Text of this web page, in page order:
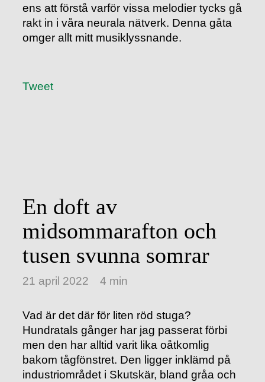
ens att förstå varför vissa melodier tycks gå
rakt in i våra neurala nätverk. Denna gåta
omger allt mitt musiklyssnande.
Tweet
En doft av
midsommarafton och
tusen svunna somrar
21 april 2022 4 min
Vad är det där för liten röd stuga?
Hundratals gånger har jag passerat förbi
men den har alltid varit lika oåtkomlig
bakom tågfönstret. Den ligger inklämd på
industriområdet i Skutskär, bland gråa och